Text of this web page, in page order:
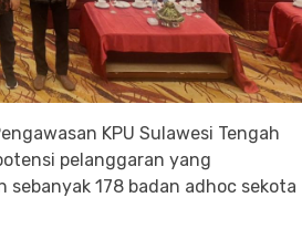
KPU Sulawesi Tengah
pelanggaran yang
sebanyak 178 badan adhoc sekota